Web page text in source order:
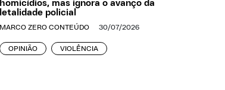
homicídios, mas ignora o avanço da
letalidade policial
MARCO ZERO CONTEÚDO 30/07/2026
OPINIÃO VIOLÊNCIA